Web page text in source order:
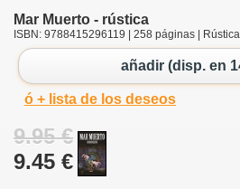
Mar Muerto - rústica
ISBN: 9788415296119 | 258 páginas |
añadir (disp. en
ó + lista de los deseos
9.95 €
9.45 €